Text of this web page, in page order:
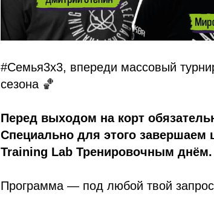
#Семья3х3, впереди массовый
сезона 🏀
Перед выходом на корт
Специально для этого завершаем
Training Lab Тренировочным днём.
Программа — под любой твой